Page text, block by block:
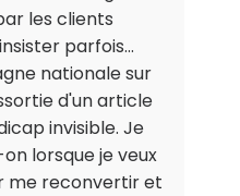
les clients
parfois...
nationale sur
d'un article
invisible. Je
lorsque je veux
me reconvertir et